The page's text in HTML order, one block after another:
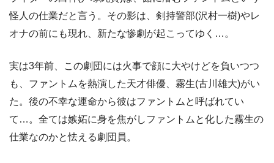
怪人の仕業だと言う。その影は、剣持警部(沢村一樹)やレ
オナの前にも現れ、新たな惨劇が起こってゆく…。
実は3年前、この劇団には火事で顔に大やけどを負いつつ
も、ファントムを熱演した天才俳優、霧生(古川雄大)がい
た。後の不幸な運命から彼はファントムと呼ばれてい
て…。全ては嫉妬に身を焦がしファントムと化した霧生の
仕業なのかと怯える劇団員。